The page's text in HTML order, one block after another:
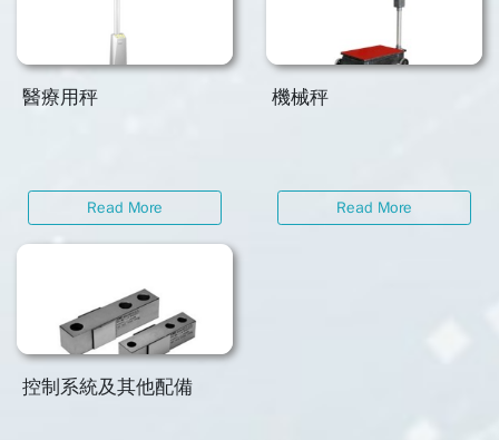
醫療用秤
Read More
機械秤
Read More
控制系統及其他配備